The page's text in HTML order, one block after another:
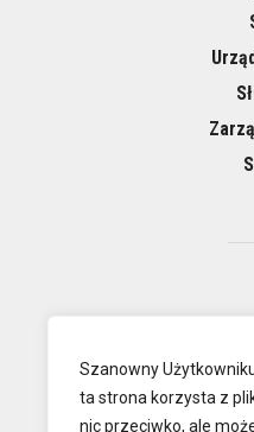
Szanowny
ta strona korzysta z
nic przeciwko, ale